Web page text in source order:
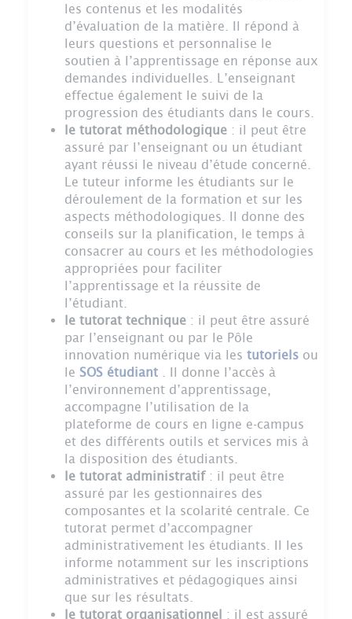
les contenus et les modalités
d’évaluation de la matière. Il répond à
leurs questions et personnalise le
soutien à l’apprentissage en réponse aux
demandes individuelles. L’enseignant
effectue également le suivi de la
progression des étudiants dans le cours.
le tutorat méthodologique : il peut être
assuré par l’enseignant ou un étudiant
ayant réussi le niveau d’étude concerné.
Le tuteur informe les étudiants sur le
déroulement de la formation et sur les
aspects méthodologiques. Il donne des
conseils sur la planification, le temps à
consacrer au cours et les méthodologies
appropriées pour faciliter
l’apprentissage et la réussite de
l’étudiant.
le tutorat technique : il peut être assuré
par l’enseignant ou par le Pôle
innovation numérique via les tutoriels ou
le SOS étudiant
. Il donne l’accès à
l’environnement d’apprentissage,
accompagne l’utilisation de la
plateforme de cours en ligne e-campus
et des différents outils et services mis à
la disposition des étudiants.
le tutorat administratif: il peut être
assuré par les gestionnaires des
composantes et la scolarité centrale. Ce
tutorat permet d’accompagner
administrativement les étudiants. Il les
informe notamment sur les inscriptions
administratives et pédagogiques ainsi
que sur les résultats.
le tutorat organisationnel : il est assuré